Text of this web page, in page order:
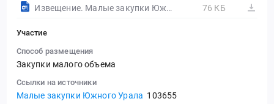
Извещение. Малые закупки Южного Урала
76 КБ
Участие
Способ размещения
Закупки малого объема
Ссылки на источники
Малые закупки Южного Урала 103655